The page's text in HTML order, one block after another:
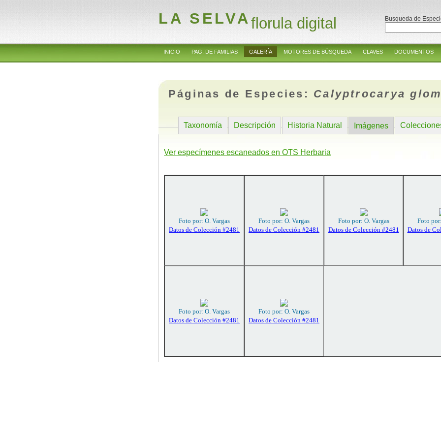
LA SELVAflorula digital Busqueda de
INICIO PAG. DE FAMILIAS GALERÍA MOTORES DE BÚSQUEDA CLAVES DOCUMENTOS
Páginas de Especies: Calyptrocarya
Taxonomía Descripción Historia Natural Imágenes
Ver especímenes escaneados en OTS Herbaria
Foto por: O. Vargas
Datos de Colección #2481
Foto por: O. Vargas
Datos de Colección #2481
Foto por: O. Vargas
Datos de Colección #2481
Foto
Datos de
Foto por: O. Vargas
Datos de Colección #2481
Foto por: O. Vargas
Datos de Colección #2481